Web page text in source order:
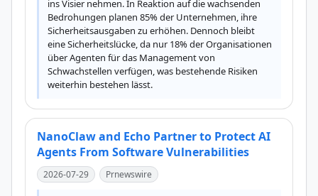
ins Visier nehmen. In Reaktion auf die wachsenden
Bedrohungen planen 85% der Unternehmen, ihre
Sicherheitsausgaben zu erhöhen. Dennoch bleibt
eine Sicherheitslücke, da nur 18% der Organisationen
über Agenten für das Management von
Schwachstellen verfügen, was bestehende Risiken
weiterhin bestehen lässt.
NanoClaw and Echo Partner to Protect AI
Agents From Software Vulnerabilities
2026-07-29 Prnewswire